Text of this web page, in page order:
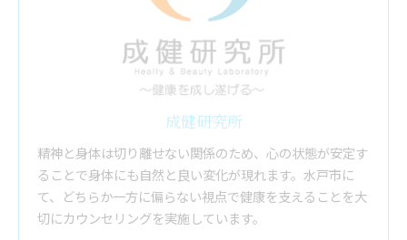
成健研究所
精神と身体は切り離せない関係のため、心の状態が安定す
ることで身体にも自然と良い変化が現れます。水戸市に
て、どちらか一方に偏らない視点で健康を支えることを大
切にカウンセリングを実施しています。